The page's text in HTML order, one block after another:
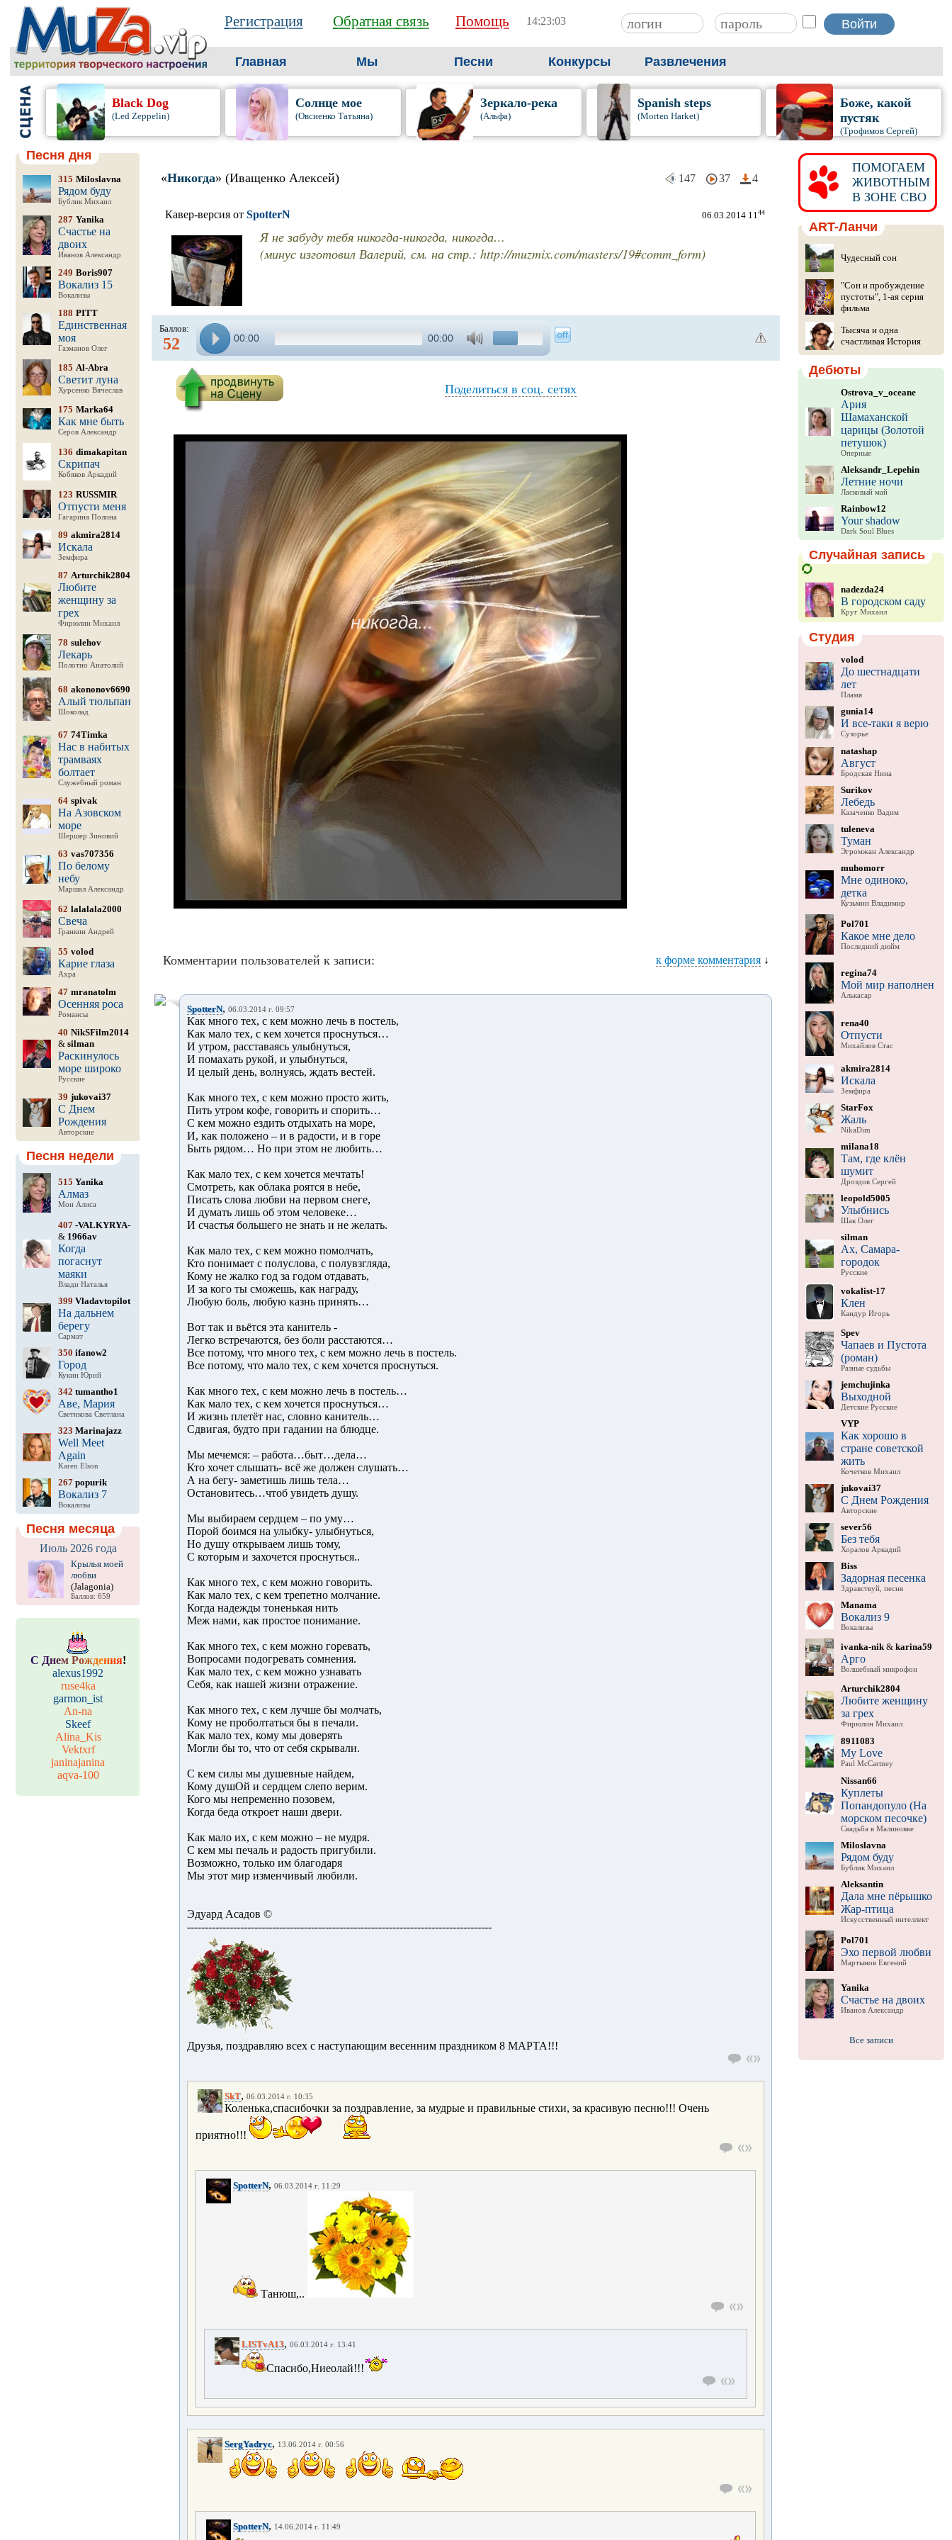
Регистрация Обратная связь Помощь 14:23:05
Главная Мы Песни Конкурсы Развлечения
Black Dog
(Led Zeppelin)
Солнце мое
(Овсиенко Татьяна)
Зеркало-река
(Альфа)
Spanish steps
(Morten Harket)
Боже, какой
пустяк
(Трофимов Сергей)
Песня дня
315 Miloslavna
Рядом буду
Бублик Михаил
287 Yanika
Счастье на
двоих
Иванов Александр
249 Boris907
Вокализ 15
Вокализы
188 PITT
Единственная
моя
Газманов Олег
185 Al-Abra
Светит луна
Хурсенко Вячеслав
175 Marka64
Как мне быть
Серов Александр
136 dimakapitan
Скрипач
Кобяков Аркадий
123 RUSSMIR
Отпусти меня
Гагарина Полина
89 akmira2814
Искала
Земфира
87 Arturchik2804
Любите
женщину за
грех
Фирюлин Михаил
78 sulehov
Лекарь
Полотно Анатолий
68 akononov6690
Алый тюльпан
Шоколад
67 74Timka
Нас в набитых
трамваях
болтает
Служебный роман
64 spivak
На Азовском
море
Шершер Зиновий
63 vas707356
По белому
небу
Маршал Александр
62 lalalala2000
Свеча
Гранкин Андрей
55 volod
Карие глаза
Ахра
47 mranatolm
Осенняя роса
Романсы
40 NikSFilm2014
& silman
Раскинулось
море широко
Русские
39 jukovai37
С Днем
Рождения
Авторские
Песня недели
515 Yanika
Алмаз
Мон Алиса
407-VALKYRYA-
& 1966av
Когда
погаснут
маяки
Влади Наталья
399 Vladavtopilot
На дальнем
берегу
Сармат
350 ifanow2
Город
Кукин Юрий
342 tumantho1
Аве, Мария
Светикова Светлана
323 Marinajazz
Well Meet
Again
Karen Elson
267popurik
Вокализ 7
Вокализы
Песня месяца
Июль 2026 года
Крылья моей
любви
(Jalagonia)
Баллов: 659
С Днем Рождения!
alexus1992
ruse4ka
garmon_ist
An-na
Skeef
Alina_Kis
Vektxrf
janinajanina
aqva-100
«Никогда» (Иващенко Алексей) 147 37 4
Кавер-версия от SpotterN 06.03.2014 1144
Я не забуду тебя никогда-никогда, никогда…
(минус изготовил Валерий, см. на стр.: http://muzmix.com/masters/19#comm_form)
Баллов:
52 00:00 00:00
Поделиться в соц. сетях
никогда...
Комментарии пользователей к записи: к форме комментария↓
SpotterN, 06.03.2014 г. 09:57
Как много тех, с кем можно лечь в постель,
Как мало тех, с кем хочется проснуться…
И утром, расставаясь улыбнуться,
И помахать рукой, и улыбнуться,
И целый день, волнуясь, ждать вестей.
Как много тех, с кем можно просто жить,
Пить утром кофе, говорить и спорить…
С кем можно ездить отдыхать на море,
И, как положено – и в радости, и в горе
Быть рядом… Но при этом не любить…
Как мало тех, с кем хочется мечтать!
Смотреть, как облака роятся в небе,
Писать слова любви на первом снеге,
И думать лишь об этом человеке…
И счастья большего не знать и не желать.
Как мало тех, с кем можно помолчать,
Кто понимает с полуслова, с полувзгляда,
Кому не жалко год за годом отдавать,
И за кого ты сможешь, как награду,
Любую боль, любую казнь принять…
Вот так и вьётся эта канитель -
Легко встречаются, без боли расстаются…
Все потому, что много тех, с кем можно лечь в постель.
Все потому, что мало тех, с кем хочется проснуться.
Как много тех, с кем можно лечь в постель…
Как мало тех, с кем хочется проснуться…
И жизнь плетёт нас, словно канитель…
Сдвигая, будто при гадании на блюдце.
Мы мечемся: – работа…быт…дела…
Кто хочет слышать- всё же должен слушать…
А на бегу- заметишь лишь тела…
Остановитесь…чтоб увидеть душу.
Мы выбираем сердцем – по уму…
Порой боимся на улыбку- улыбнуться,
Но душу открываем лишь тому,
С которым и захочется проснуться..
Как много тех, с кем можно говорить.
Как мало тех, с кем трепетно молчание.
Когда надежды тоненькая нить
Меж нами, как простое понимание.
Как много тех, с кем можно горевать,
Вопросами подогревать сомнения.
Как мало тех, с кем можно узнавать
Себя, как нашей жизни отражение.
Как много тех, с кем лучше бы молчать,
Кому не проболтаться бы в печали.
Как мало тех, кому мы доверять
Могли бы то, что от себя скрывали.
С кем силы мы душевные найдем,
Кому душОй и сердцем слепо верим.
Кого мы непременно позовем,
Когда беда откроет наши двери.
Как мало их, с кем можно – не мудря.
С кем мы печаль и радость пригубили.
Возможно, только им благодаря
Мы этот мир изменчивый любили.
Эдуард Асадов ©
--------------------------------------------------------------------------------------
Друзья, поздравляю всех с наступающим весенним праздником 8 МАРТА!!!
SkT, 06.03.2014 г. 10:35
Коленька,спасибочки за поздравление, за мудрые и правильные стихи, за красивую песню!!! Очень
приятно!!!
SpotterN, 06.03.2014 г. 11:29
Танюш,..
LISTvA13, 06.03.2014 г. 13:41
Спасибо,Ниеолай!!!
SergYadryc, 13.06.2014 г. 00:56
SpotterN, 14.06.2014 г. 11:49
ПОМОГАЕМ
ЖИВОТНЫМ
В ЗОНЕ СВО
ART-Ланчи
Чудесный сон
"Сон и пробуждение
пустоты", 1-ая серия
фильма
Тысяча и одна
счастливая История
Дебюты
Ostrova_v_oceane
Ария
Шамаханской
царицы (Золотой
петушок)
Оперные
Aleksandr_Lepehin
Летние ночи
Ласковый май
Rainbow12
Your shadow
Dark Soul Blues
Случайная запись
nadezda24
В городском саду
Круг Михаил
Студия
volod
До шестнадцати
лет
Пламя
gunia14
И все-таки я верю
Сузорье
natashap
Август
Бродская Нина
Surikov
Лебедь
Казаченко Вадим
tuleneva
Туман
Эгромжан Александр
muhomorr
Мне одиноко,
детка
Кузьмин Владимир
Pol701
Какое мне дело
Последний дюйм
regina74
Мой мир наполнен
Алькасар
rena40
Отпусти
Михайлов Стас
akmira2814
Искала
Земфира
StarFox
Жаль
NikaDim
milana18
Там, где клён
шумит
Дроздов Сергей
leopold5005
Улыбнись
Шак Олег
silman
Ах, Самара-
городок
Русские
vokalist-17
Клен
Кандур Игорь
Spev
Чапаев и Пустота
(роман)
Разные судьбы
jemchujinka
Выходной
Детские Русские
VYP
Как хорошо в
стране советской
жить
Кочетков Михаил
jukovai37
С Днем Рождения
Авторские
sever56
Без тебя
Хоралов Аркадий
Biss
Задорная песенка
Здравствуй, песня
Manama
Вокализ 9
Вокализы
ivanka-nik& karina59
Арго
Волшебный микрофон
Arturchik2804
Любите женщину
за грех
Фирюлин Михаил
8911083
My Love
Paul McCartney
Nissan66
Куплеты
Попандопуло (На
морском песочке)
Свадьба в Малиновке
Miloslavna
Рядом буду
Бублик Михаил
Aleksantin
Дала мне пёрышко
Жар-птица
Искусственный интеллект
Pol701
Эхо первой любви
Мартынов Евгений
Yanika
Счастье на двоих
Иванов Александр
Все записи